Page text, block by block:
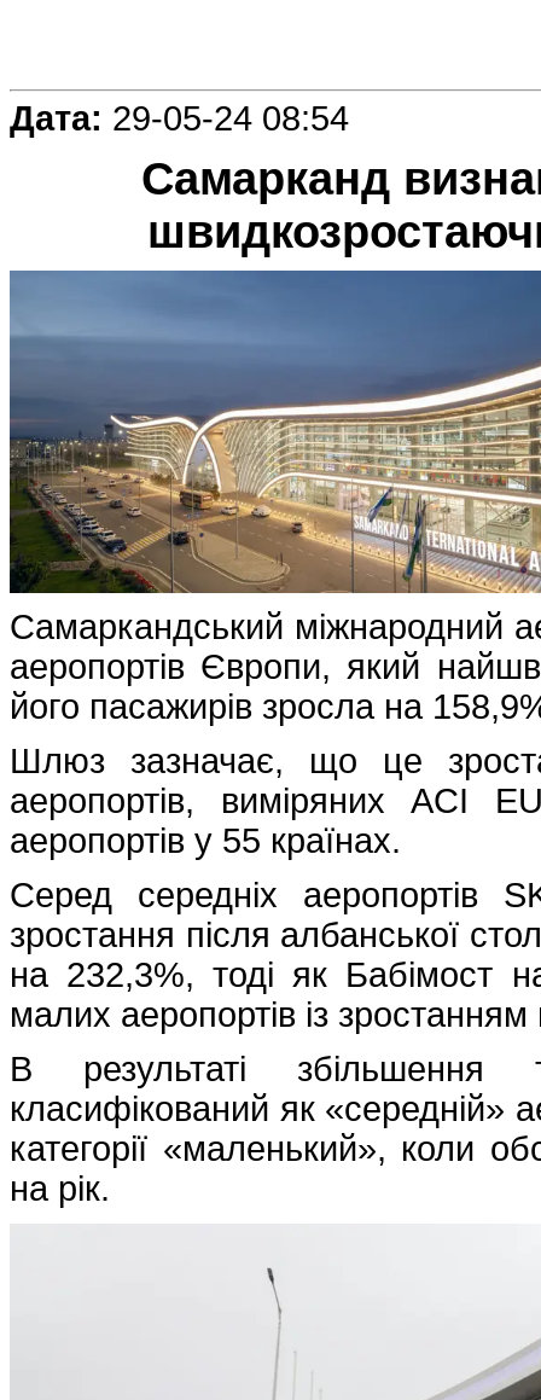
Дата: 29-05-24 08:54
Самарканд
Самаркандський міжнародний
аеропортів Європи, який
його пасажирів зросла на
Шлюз зазначає, що це
аеропортів, виміряних ACI
аеропортів у 55 країнах.
Серед середніх аеропортів
зростання після албанської
на 232,3%, тоді як Бабімост
малих аеропортів із
В результаті
класифікований як «середній»
категорії «маленький», коли
на рік.